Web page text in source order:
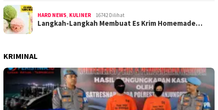
HARD NEWS, KULINER 16742 Dilihat
Langkah-Langkah Membuat Es Krim Homemade…
KRIMINAL